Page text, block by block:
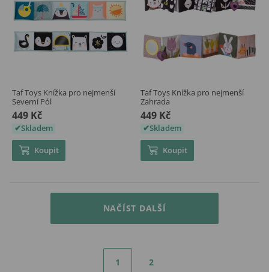
Taf Toys Knížka pro nejmenší
Severní Pól
449 Kč
Skladem
Koupit
Taf Toys Knížka pro nejmenší
Zahrada
449 Kč
Skladem
Koupit
NAČÍST DALŠÍ
1 2